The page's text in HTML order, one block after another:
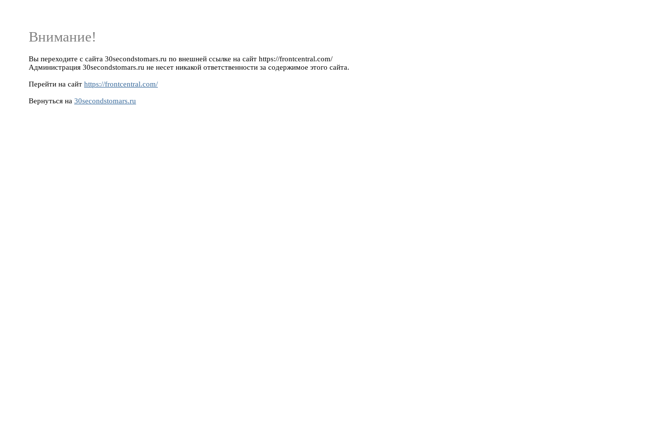
Внимание!
Вы переходите с сайта 30secondstomars.ru по внешней ссылке на сайт https://frontcentral.com/
Администрация 30secondstomars.ru не несет никакой ответственности за содержимое этого сайта.
Перейти на сайт https://frontcentral.com/
Вернуться на 30secondstomars.ru